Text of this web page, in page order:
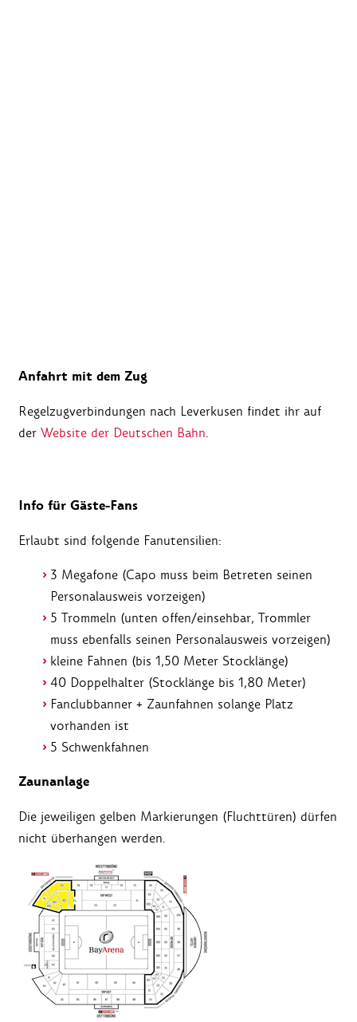
Anfahrt mit dem Zug
Regelzugverbindungen nach Leverkusen findet ihr auf
der Website der Deutschen Bahn.
Info für Gäste-Fans
Erlaubt sind folgende Fanutensilien:
3 Megafone (Capo muss beim Betreten seinen
Personalausweis vorzeigen)
5 Trommeln (unten offen/einsehbar, Trommler
muss ebenfalls seinen Personalausweis vorzeigen)
kleine Fahnen (bis 1,50 Meter Stocklänge)
40 Doppelhalter (Stocklänge bis 1,80 Meter)
Fanclubbanner + Zaunfahnen solange Platz
vorhanden ist
5 Schwenkfahnen
Zaunanlage
Die jeweiligen gelben Markierungen (Fluchttüren) dürfen
nicht überhangen werden.